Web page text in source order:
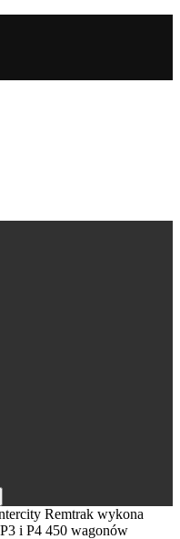
Remtrak wykona
i P4 450 wagonów